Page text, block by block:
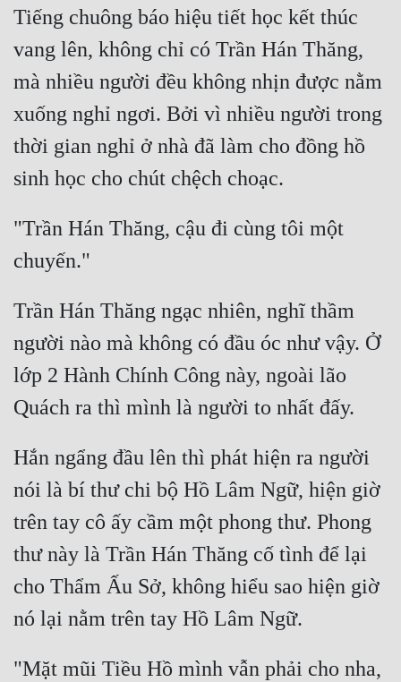
Nữ Cường
Nữ Phụ
Phong Thủy - Tâm Linh
Phương Tây
Phản Phái
Quan Trường
Quân Sự
Sảng Văn
Thanh Xuân
Tiên Hiệp
Trùng Sinh
Trọng Sinh
Tu Chân
Tiếng chuông báo hiệu tiết học kết thúc
vang lên, không chỉ có Trần Hán Thăng,
mà nhiều người đều không nhịn được nằm
xuống nghỉ ngơi. Bởi vì nhiều người trong
thời gian nghỉ ở nhà đã làm cho đồng hồ
"Trần Hán Thăng, cậu đi cùng tôi một
Trần Hán Thăng ngạc nhiên, nghĩ thầm
người nào mà không có đầu óc như vậy. Ở
lớp 2 Hành Chính Công này, ngoài lão
Hắn ngẩng đầu lên thì phát hiện ra người
nói là bí thư chi bộ Hồ Lâm Ngữ, hiện giờ
trên tay cô ấy cầm một phong thư. Phong
thư này là Trần Hán Thăng cố tình để lại
cho Thẩm Ấu Sở, không hiểu sao hiện giờ
"Mặt mũi Tiều Hồ mình vẫn phải cho nha,